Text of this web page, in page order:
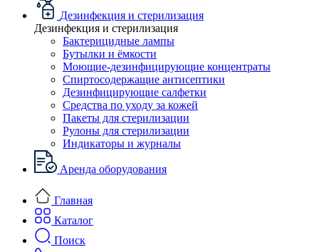
Дезинфекция и стерилизация
Дезинфекция и стерилизация
Бактерицидные лампы
Бутылки и ёмкости
Моющие-дезинфицирующие концентраты
Спиртосодержащие антисептики
Дезинфицирующие салфетки
Средства по уходу за кожей
Пакеты для стерилизации
Рулоны для стерилизации
Индикаторы и журналы
Аренда оборудования
Главная
Каталог
Поиск